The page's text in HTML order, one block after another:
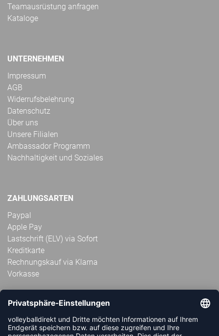
Teamausrüstung anfragen
Kataloge
UNTERNEHMEN
Impressum
AGB
Widerrufsbelehrung
Datenschutz
Über uns
Unsere Filialen
Ambassador Programm
Nachhaltigkeit und Soziales
ZAHLUNGSARTEN
Paypal
Apple Pay
Lastschrift (ELV) via Sofort
Kreditkarte
Rechnungskauf via Klarna
Vorkasse
ABONNIERE JETZT DEN KOSTENLOSEN
VOLLEYBALLDIREKT-NEWSLETTER UND VERPASSE KEINE
NEUIGKEIT ODER AKTION MEHR.